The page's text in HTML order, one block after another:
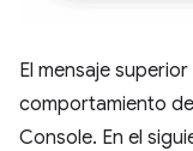
El mensaje
comportamiento
Console. En el